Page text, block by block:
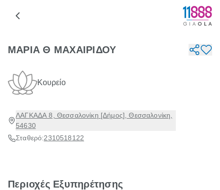
ΜΑΡΙΑ Θ ΜΑΧΑΙΡΙΔΟΥ
Κουρείο
ΛΑΓΚΑΔΑ 8, Θεσσαλονίκη [Δήμος], Θεσσαλονίκη,
54630
Σταθερό:2310518122
Περιοχές Εξυπηρέτησης